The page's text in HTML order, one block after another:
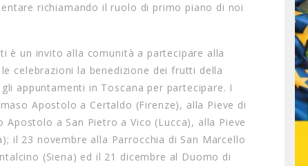
richiamando il ruolo di primo piano di noi
è un invito alla comunità a partecipare alla
celebrazioni la benedizione dei frutti della
appuntamenti in Toscana per partecipare. I
Apostolo a Certaldo (Firenze), alla Pieve di
a San Pietro a Vico (Lucca), alla Pieve
il 23 novembre alla Parrocchia di San Marcello
(Siena) ed il 21 dicembre al Duomo di